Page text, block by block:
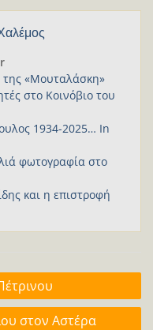
της «Μουταλάσκη»
στο Κοινόβιο του
1934-2025… In
φωτογραφία στο
και η επιστροφή
στον Αστέρα